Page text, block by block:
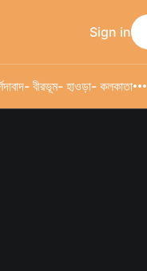
- বীরভূম- হাওড়া- কলকাতা
Sign in